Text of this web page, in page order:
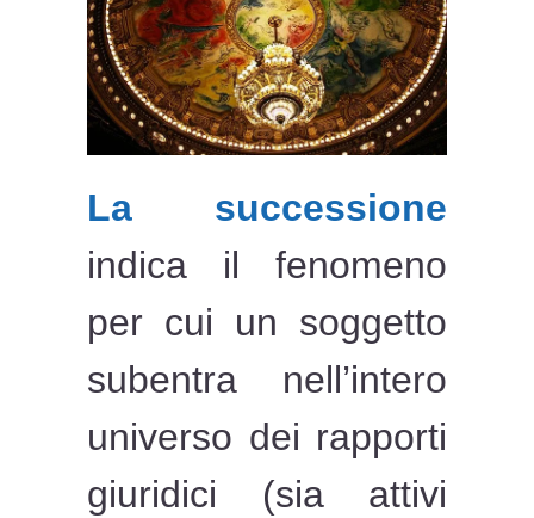
La successione
indica il fenomeno
per cui un soggetto
subentra nell’intero
universo dei rapporti
giuridici (sia attivi